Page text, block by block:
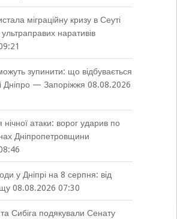
міграційну кризу в Сеуті
наративів
зупинити: що відбувається
Дніпро — Запоріжжя 08.08.2026
нічної атаки: ворог ударив по
Дніпропетровщини
у Дніпрі на 8 серпня: від
08.08.2026 07:30
Сибіга подякували Сенату